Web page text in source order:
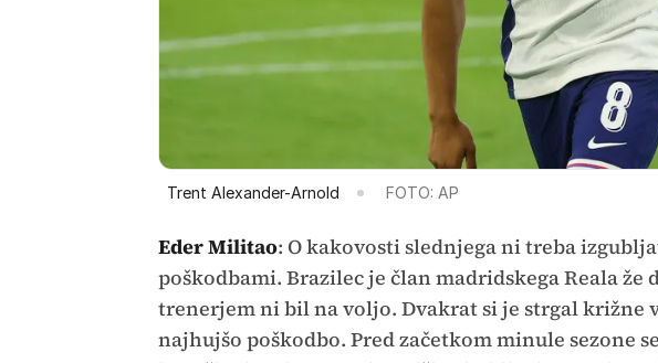
Trent Alexander-Arnold FOTO: AP
Eder Militao: O kakovosti slednjega ni treba
poškodbami. Brazilec je član madridskega Reala že
trenerjem ni bil na voljo. Dvakrat si je strgal križne
najhujšo poškodbo. Pred začetkom minule sezone